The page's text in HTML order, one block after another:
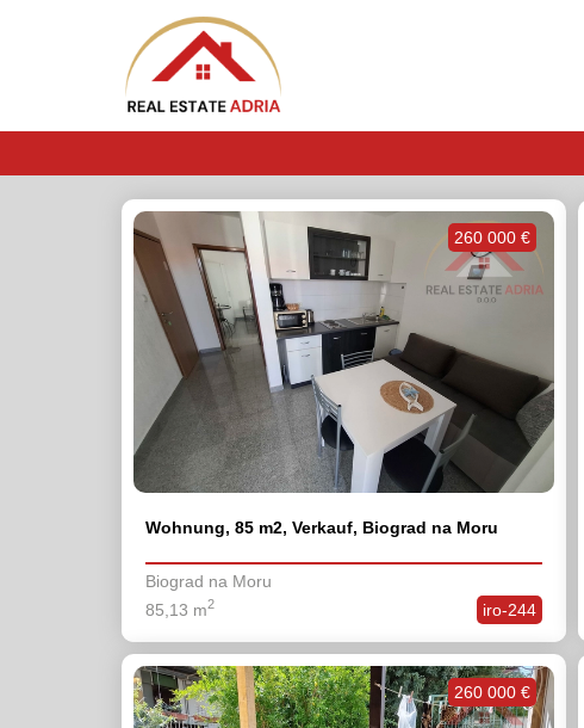
Wohnung, 85 m2, Verkauf, Biograd na Moru
Biograd na Moru
iro-244
85,13 m2
260 000 €
260 000 €